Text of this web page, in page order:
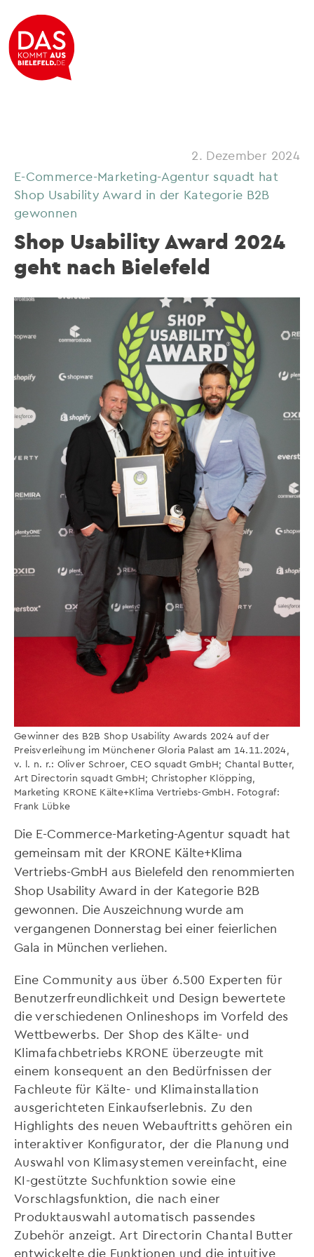
2. Dezember 2024
E-Commerce-Marketing-Agentur squadt hat
Shop Usability Award in der Kategorie B2B
gewonnen
Shop Usability Award 2024
geht nach Bielefeld
Gewinner des B2B Shop Usability Awards 2024 auf der
Preisverleihung im Münchener Gloria Palast am 14.11.2024,
v. l. n. r.: Oliver Schroer, CEO squadt GmbH; Chantal Butter,
Art Directorin squadt GmbH; Christopher Klöpping,
Marketing KRONE Kälte+Klima Vertriebs-GmbH. Fotograf:
Frank Lübke
Die E-Commerce-Marketing-Agentur squadt hat
gemeinsam mit der KRONE Kälte+Klima
Vertriebs-GmbH aus Bielefeld den renommierten
Shop Usability Award in der Kategorie B2B
gewonnen. Die Auszeichnung wurde am
vergangenen Donnerstag bei einer feierlichen
Gala in München verliehen.
Eine Community aus über 6.500 Experten für
Benutzerfreundlichkeit und Design bewertete
die verschiedenen Onlineshops im Vorfeld des
Wettbewerbs. Der Shop des Kälte- und
Klimafachbetriebs KRONE überzeugte mit
einem konsequent an den Bedürfnissen der
Fachleute für Kälte- und Klimainstallation
ausgerichteten Einkaufserlebnis. Zu den
Highlights des neuen Webauftritts gehören ein
interaktiver Konfigurator, der die Planung und
Auswahl von Klimasystemen vereinfacht, eine
KI-gestützte Suchfunktion sowie eine
Vorschlagsfunktion, die nach einer
Produktauswahl automatisch passendes
Zubehör anzeigt. Art Directorin Chantal Butter
entwickelte die Funktionen und die intuitive